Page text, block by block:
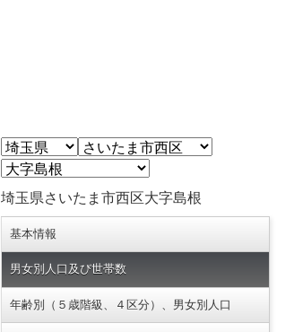
埼玉県さいたま市西区大字島根
基本情報
男女別人口及び世帯数
年齢別（５歳階級、４区分）、男女別人口